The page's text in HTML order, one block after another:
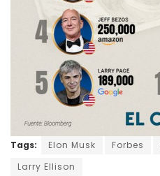
Tags: Elon Musk Forbes
Larry Ellison